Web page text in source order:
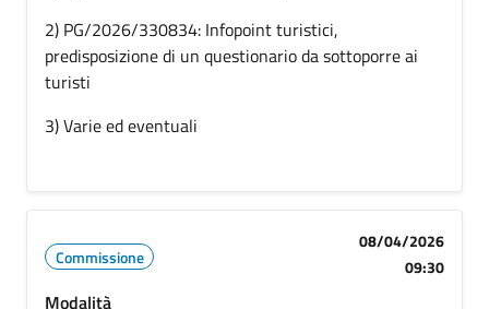
2) PG/2026/330834: Infopoint turistici,
predisposizione di un questionario da sottoporre ai
turisti
3) Varie ed eventuali
Commissione
08/04/2026
09:30
Modalità